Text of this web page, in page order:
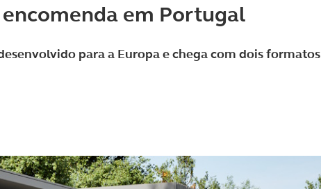
em Portugal
para a Europa e chega com dois formatos